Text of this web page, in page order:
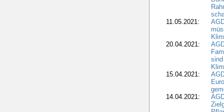
11.05.2021:
20.04.2021:
15.04.2021:
14.04.2021: